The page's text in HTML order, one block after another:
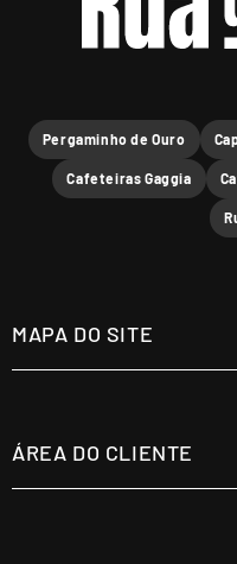
Pergaminho de Ouro
Cafeteiras Gaggia
MAPA DO SITE
ÁREA DO CLIENTE